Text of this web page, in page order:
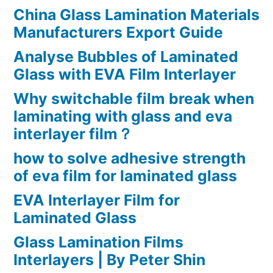
China Glass Lamination Materials
Manufacturers Export Guide
Analyse Bubbles of Laminated
Glass with EVA Film Interlayer
Why switchable film break when
laminating with glass and eva
interlayer film？
how to solve adhesive strength
of eva film for laminated glass
EVA Interlayer Film for
Laminated Glass
Glass Lamination Films
Interlayers | By Peter Shin